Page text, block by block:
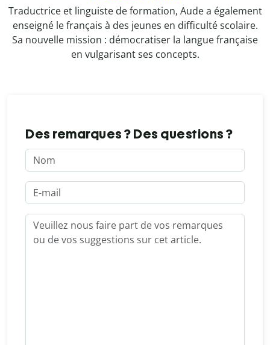
Traductrice et linguiste de formation, Aude a également
enseigné le français à des jeunes en difficulté scolaire.
Sa nouvelle mission : démocratiser la langue française
en vulgarisant ses concepts.
Des remarques ? Des questions ?